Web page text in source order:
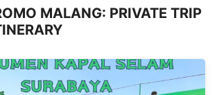
MALANG: PRIVATE TRIP